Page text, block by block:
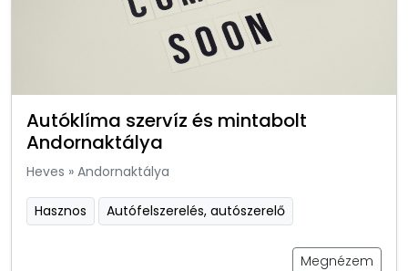
Autóklíma szervíz és mintabolt
Andornaktálya
Heves » Andornaktálya
Hasznos Autófelszerelés, autószerelő
Megnézem